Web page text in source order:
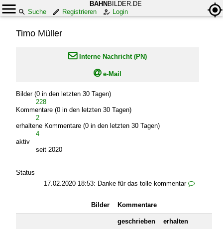
BAHN BILDER.DE
Suche
Registrieren Login
Timo Müller
 Interne Nachricht (PN)
e-Mail
Bilder (0 in den letzten 30 Tagen)
228
Kommentare (0 in den letzten 30 Tagen)
2
erhaltene Kommentare (0 in den letzten 30 Tagen)
4
aktiv
seit 2020
Status
17.02.2020 18:53: Danke für das tolle kommentar 
Bilder Kommentare
geschrieben erhalten